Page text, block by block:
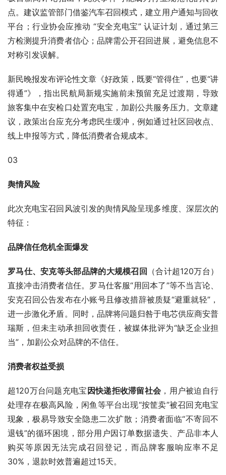
点。建议监管部门借鉴汽车召回模式，建立用户通知与回收
平台；行业协会应推动 “安全充电宝” 认证计划，通过第三
方检测提升消费者信心；品牌需公开召回进展，避免信息不
对称引发误解。
新民晚报发布评论性文章《好政策，既要“管得住”，也要“讲
得通”》，指出民航局新规实施前未预留充足过渡期，导致
旅客集中在安检口处置充电宝，加剧公共服务压力。文章建
议，政策出台应充分考虑民生缓冲，例如通过社区回收点、
线上申报等方式，降低消费者合规成本。
03
舆情风险
此次充电宝召回风波引发的舆情风险呈现多维度、深层次的
特征：
品牌信任危机全面爆发
罗马仕、安克等头部品牌的大规模召回 （合计超120万台）
直接冲击消费者信任。罗马仕客服“用回本了”等不当言论、
安克召回公告发布在小账号且修改措辞被质疑“避重就轻”，
进一步激化矛盾。同时，品牌将问题归咎于电芯供应商安普
瑞斯，但未主动承担回收责任，被媒体批评为“缺乏企业担
当”，加剧公众对品牌的不信任。
消费者权益受损
超120万台问题充电宝因快递拒收滞留社会 ，用户被迫自行
处理存在极高风险，闲鱼等平台出现“按筐卖”被召回充电宝
现象，极易导致安全隐患二次扩散；消费者面临“不寄回不
退钱”的循环困境，部分用户因订单数据遗失、产品非本人
购买等原因无法完成召回登记，而品牌客服响应率不足
30%，退款时效普遍超过15天。